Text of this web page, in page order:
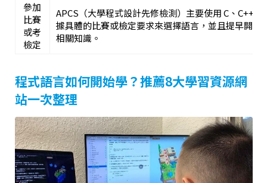
參加
比賽
或考
檢定
APCS（大學程式設計先修檢測）主要使用 C、C++
據具體的比賽或檢定要求來選擇語言，並且提早開始
相關知識。
程式語言如何開始學？推薦8大學習資源網
站一次整理